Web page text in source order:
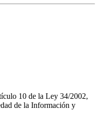
10 de la Ley 34/2002,
de la Información y